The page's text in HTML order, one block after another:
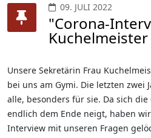
09. JULI 2022
"Corona-
Kuchelmeister
Unsere Sekretärin Frau
bei uns am Gymi. Die letzten zwei
alle, besonders für sie. Da sich
endlich dem Ende neigt, haben
Interview mit unseren Fragen